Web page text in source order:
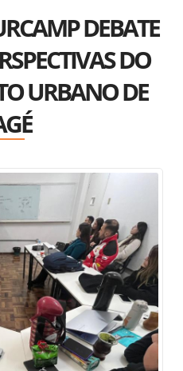
DEBATE
DO
URBANO DE